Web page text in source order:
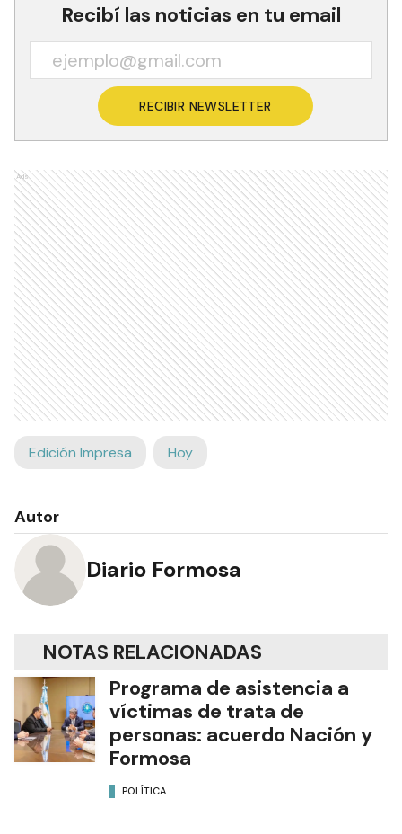
Recibí las noticias en tu email
RECIBIR NEWSLETTER
Ads
Edición Impresa Hoy
Autor
Diario Formosa
NOTAS RELACIONADAS
Programa de asistencia a
víctimas de trata de
personas: acuerdo Nación y
Formosa
POLÍTICA